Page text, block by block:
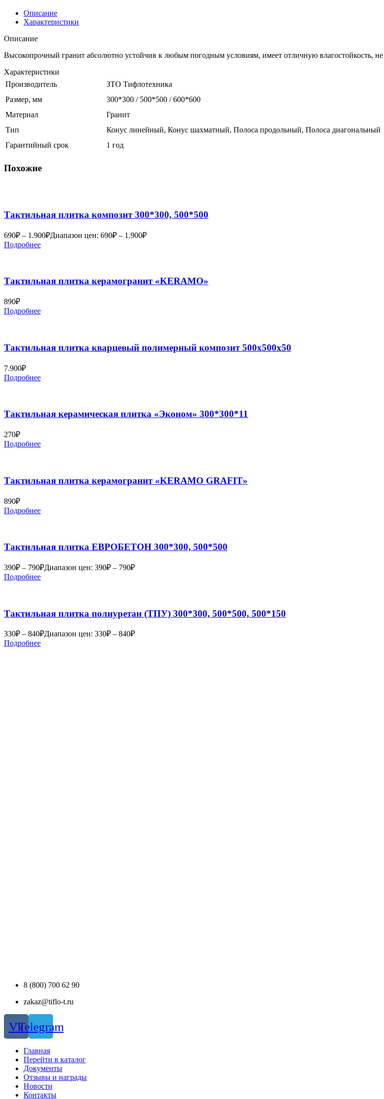
Описание
Характеристики
Описание
Высокопрочный гранит абсолютно устойчив к любым погодным условиям, имеет отличную влагостойкость,
Характеристики
Производитель
ЗТО Тифлотехника
Размер, мм
300*300 / 500*500 / 600*600
Материал
Гранит
Тип
Конус линейный, Конус шахматный, Полоса продольный, Полоса диагональный
Гарантийный срок
1 год
Похожие
Тактильная плитка композит 300*300, 500*500
690₽ – 1.900₽Диапазон цен: 690₽ – 1.900₽
Подробнее
Тактильная плитка керамогранит «KERAMO»
890₽
Подробнее
Тактильная плитка кварцевый полимерный композит 500х500х50
7.900₽
Подробнее
Тактильная керамическая плитка «Эконом» 300*300*11
270₽
Подробнее
Тактильная плитка керамогранит «KERAMO GRAFIT»
890₽
Подробнее
Тактильная плитка ЕВРОБЕТОН 300*300, 500*500
390₽ – 790₽Диапазон цен: 390₽ – 790₽
Подробнее
Тактильная плитка полиуретан (ТПУ) 300*300, 500*500, 500*150
330₽ – 840₽Диапазон цен: 330₽ – 840₽
Подробнее
8 (800) 700 62 90
zakaz@tiflo-t.ru
VkTelegram
Главная
Перейти в каталог
Документы
Отзывы и награды
Новости
Контакты